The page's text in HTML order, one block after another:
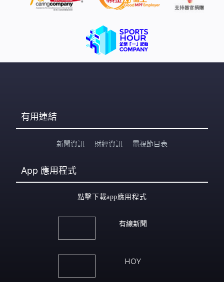
有用連結
新聞資訊 財經資訊 電視節目表
App 應用程式
點擊下載app應用程式
有線新聞
HOY